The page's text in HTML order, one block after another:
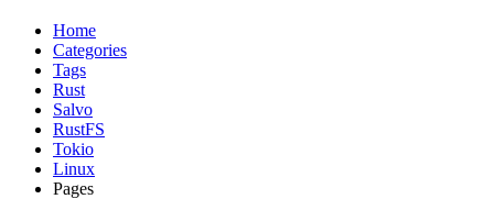
Home
Categories
Tags
Rust
Salvo
RustFS
Tokio
Linux
Pages